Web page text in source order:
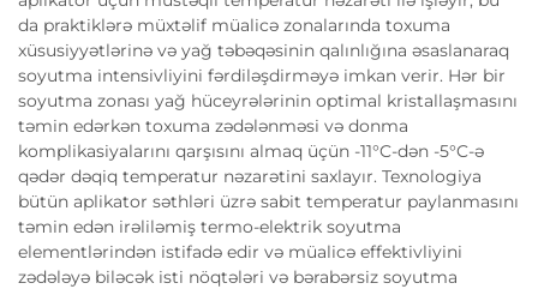
da praktiklərə müxtəlif müalicə zonalarında toxuma
xüsusiyyətlərinə və yağ təbəqəsinin qalınlığına əsaslanaraq
soyutma intensivliyini fərdiləşdirməyə imkan verir. Hər bir
soyutma zonası yağ hüceyrələrinin optimal kristallaşmasını
təmin edərkən toxuma zədələnməsi və donma
komplikasiyalarını qarşısını almaq üçün -11°C-dən -5°C-ə
qədər dəqiq temperatur nəzarətini saxlayır. Texnologiya
bütün aplikator səthləri üzrə sabit temperatur paylanmasını
təmin edən irəliləmiş termo-elektrik soyutma
elementlərindən istifadə edir və müalicə effektivliyini
zədələyə biləcək isti nöqtələri və bərabərsiz soyutma